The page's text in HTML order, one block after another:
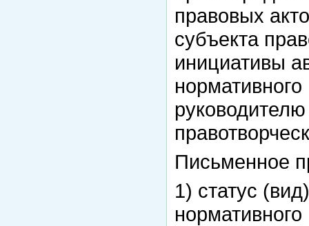
правовых
субъекта
инициативы
Письменное
1) статус
нормативного